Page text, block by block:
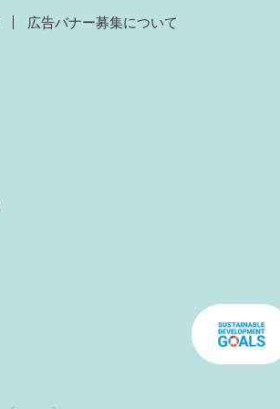
広告バナー募集について